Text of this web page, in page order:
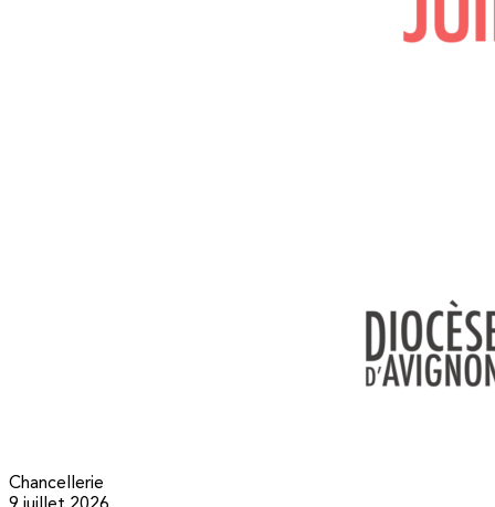
Chancellerie